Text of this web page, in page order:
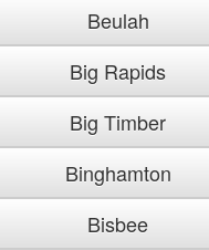
Beulah
Big Rapids
Big Timber
Binghamton
Bisbee